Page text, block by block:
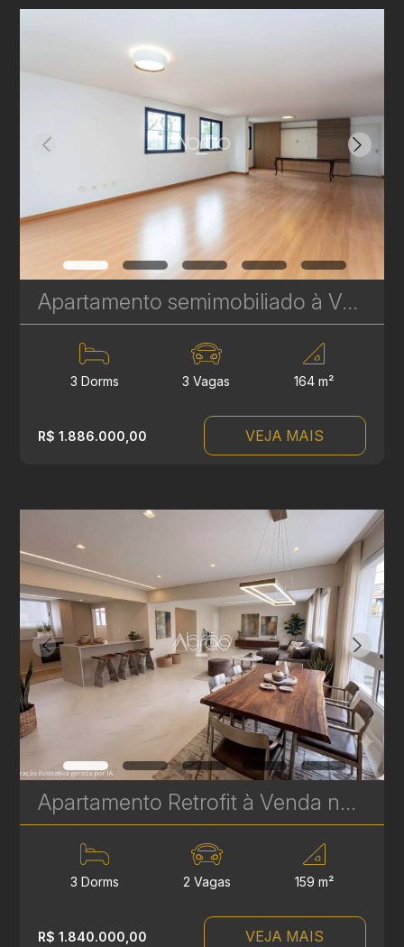
Apartamento semimobiliado à Venda no Bigorrilho – 164 m², 3 Suítes e 3 Vagas de Garagem | Ref. 584
3 Dorms 3 Vagas 164 m²
R$ 1.886.000,00 VEJA MAIS
Apartamento Retrofit à Venda no Batel – Edifício Cristina | 3 Quartos, 2 Suítes, 159 m² | Ref 1748
3 Dorms 2 Vagas 159 m²
R$ 1.840.000,00 VEJA MAIS